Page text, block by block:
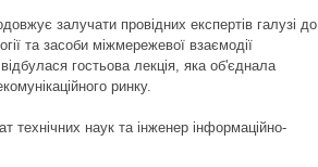
залучати провідних експертів галузі до
та засоби міжмережевої взаємодії
гостьова лекція, яка об'єднала
ринку.
технічних наук та інженер інформаційно-